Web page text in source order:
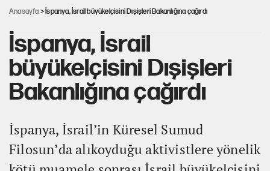
Anasayfa > İspanya, İsrail büyükelçisini Dışişleri Bakanlığına çağırdı
İspanya, İsrail
büyükelçisini Dışişleri
Bakanlığına çağırdı
İspanya, İsrail’in Küresel Sumud
Filosun’da alıkoyduğu aktivistlere yönelik